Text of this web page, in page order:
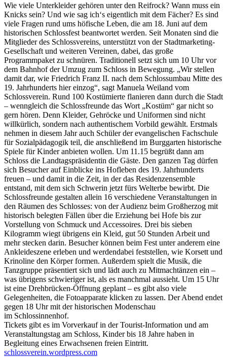
Wie viele Unterkleider gehören unter den Reifrock? Wann muss ein
Knicks sein? Und wie sag ich‘s eigentlich mit dem Fächer? Es sind
viele Fragen rund ums höfische Leben, die am 18. Juni auf dem
historischen Schlossfest beantwortet werden. Seit Monaten sind die
Mitglieder des Schlossvereins, unterstützt von der Stadtmarketing-
Gesellschaft und weiteren Vereinen, dabei, das große
Programmpaket zu schnüren. Traditionell setzt sich um 10 Uhr vor
dem Bahnhof der Umzug zum Schloss in Bewegung. „Wir stellen
damit dar, wie Friedrich Franz II. nach dem Schlossumbau Mitte des
19. Jahrhunderts hier einzog“, sagt Manuela Weiland vom
Schlossverein. Rund 100 Kostümierte flanieren dann durch die Stadt
– wenngleich die Schlossfreunde das Wort „Kostüm“ gar nicht so
gern hören. Denn Kleider, Gehröcke und Uniformen sind nicht
willkürlich, sondern nach authentischem Vorbild gewählt. Erstmals
nehmen in diesem Jahr auch Schüler der evangelischen Fachschule
für Sozialpädagogik teil, die anschließend im Burggarten historische
Spiele für Kinder anbieten wollen. Um 11.15 begrüßt dann am
Schloss die Landtagspräsidentin die Gäste. Den ganzen Tag dürfen
sich Besucher auf Einblicke ins Hofleben des 19. Jahrhunderts
freuen – und damit in die Zeit, in der das Residenzensemble
entstand, mit dem sich Schwerin jetzt fürs Welterbe bewirbt. Die
Schlossfreunde gestalten allein 16 verschiedene Veranstaltungen in
den Räumen des Schlosses: von der Audienz beim Großherzog mit
historisch belegten Fällen über die Erziehung bei Hofe bis zur
Vorstellung von Schmuck und Accessoires. Drei bis sieben
Kilogramm wiegt übrigens ein Kleid, gut 50 Stunden Arbeit und
mehr stecken darin. Besucher können beim Fest unter anderem eine
Ankleideszene erleben und werdendabei feststellen, wie Korsett und
Krinoline den Körper formen. Außerdem spielt die Musik, die
Tanzgruppe präsentiert sich und lädt auch zu Mitmachtänzen ein –
was übrigens schwieriger ist, als es manchmal aussieht. Um 15 Uhr
ist eine Drehbrücken-Öffnung geplant – es gibt also viele
Gelegenheiten, die Fotoapparate klicken zu lassen. Der Abend endet
gegen 18 Uhr mit der historischen Modenschau
im Schlossinnenhof.
Tickets gibt es im Vorverkauf in der Tourist-Information und am
Veranstaltungstag am Schloss, Kinder bis 18 Jahre haben in
Begleitung eines Erwachsenen freien Eintritt.
schlossverein.wordpress.com